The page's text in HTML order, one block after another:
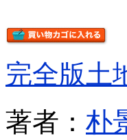
完全版
著者： 朴